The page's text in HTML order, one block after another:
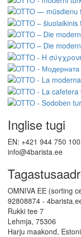
Inglise tugi
EN: +421 944 750
info@4barista.ee
OMNIVA EE (sorting
92808874 -
Rukki tee 7
Lehmja, 75306
Harju maakond,